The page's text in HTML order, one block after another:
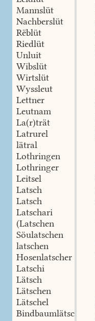
Mannslüt
Nachberslüt
Rëblüt
Riedlüt
Unluit
Wibslüt
Wirtslüt
Wyssleut
Lettner
Leutnam
La(r)trät
Latrurel
lätral
Lothringen
Lothringer
Leitsel
Latsch
Latsch
Latschari
(Latschen
Söulatschen
latschen
Hosenlatscher
Latschi
Lätsch
Lätschen
Lätschel
Bindbaumlätsch